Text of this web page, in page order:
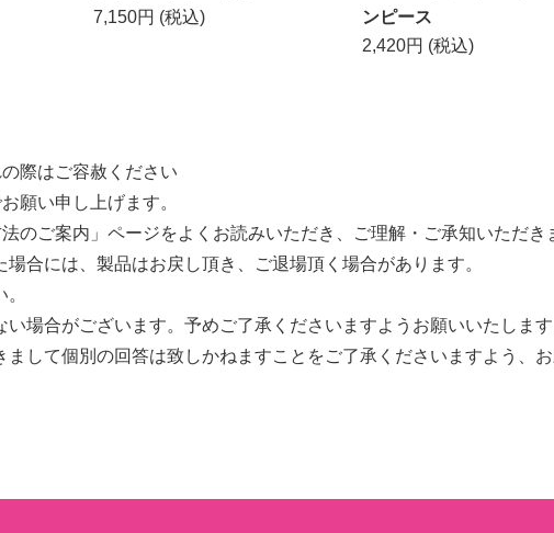
7,150円 (税込)
ンピース
2,420円 (税込)
際はご容赦ください
願い申し上げます。
のご案内」ページをよくお読みいただき、ご理解・ご承知いただき
合には、製品はお戻し頂き、ご退場頂く場合があります。
場合がございます。予めご了承くださいますようお願いいたします
して個別の回答は致しかねますことをご了承くださいますよう、お